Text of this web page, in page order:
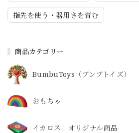
指先を使う・器用さを育む
商品カテゴリー
BumbuToys（ブンブトイズ）
おもちゃ
イカロス オリジナル商品